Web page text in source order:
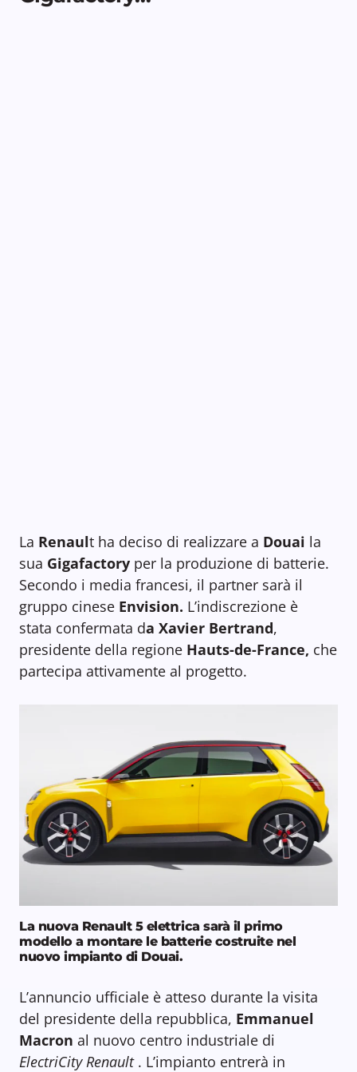
La Renault ha deciso di realizzare a Douai la
sua Gigafactory per la produzione di batterie.
Secondo i media francesi, il partner sarà il
gruppo cinese Envision. L’indiscrezione è
stata confermata da Xavier Bertrand,
presidente della regione Hauts-de-France, che
partecipa attivamente al progetto.
La nuova Renault 5 elettrica sarà il primo
modello a montare le batterie costruite nel
nuovo impianto di Douai.
L’annuncio ufficiale è atteso durante la visita
del presidente della repubblica, Emmanuel
Macron al nuovo centro industriale di
ElectriCity Renault . L’impianto entrerà in